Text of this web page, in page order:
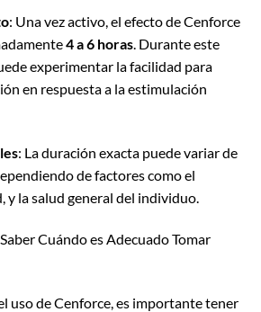
: Una vez activo, el efecto de Cenforce
4 a 6 horas. Durante este
experimentar la facilidad para
en respuesta a la estimulación
: La duración exacta puede variar de
de factores como el
y la salud general del individuo.
Cuándo es Adecuado Tomar
uso de Cenforce, es importante tener